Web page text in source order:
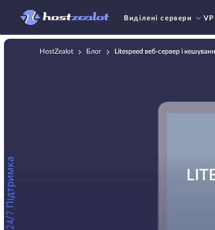
Виділені сервери
24/7 Підтримка
HostZealot Блог Litespeed веб-сервер і